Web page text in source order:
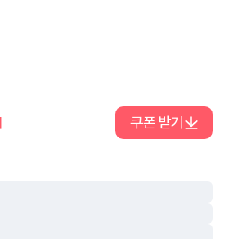
쿠폰 받기